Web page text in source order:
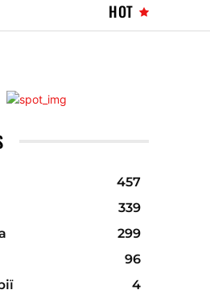
HOT
457
339
299
96
4